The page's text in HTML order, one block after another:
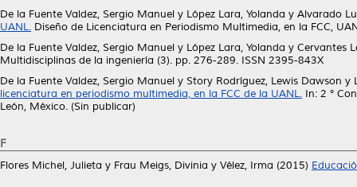
De la Fuente Valdez, Sergio Manuel y López Lara, Yolanda y Alvarado
UANL. Diseño de Licenciatura en Periodismo Multimedia, en la FCC,
De la Fuente Valdez, Sergio Manuel y López Lara, Yolanda y Cervantes
Multidisciplinas de la ingeniería (3). pp. 276-289. ISSN 2395-843X
De la Fuente Valdez, Sergio Manuel y Story Rodríguez, Lewis Dawson y
licenciatura en periodismo multimedia, en la FCC de la UANL. In: 2 °
León, México. (Sin publicar)
F
Flores Michel, Julieta y Frau Meigs, Divinia y Vélez, Irma (2015)